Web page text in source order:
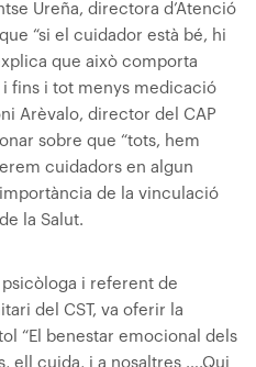
Ureña, directora d’Atenció
“si el cuidador està bé, hi
que això comporta
i fins i tot menys medicació
Arèvalo, director del CAP
sobre que “tots, hem
cuidadors en algun
de la vinculació
la Salut.
i referent de
del CST, va oferir la
“El benestar emocional dels
ell cuida, i a nosaltres ….Qui